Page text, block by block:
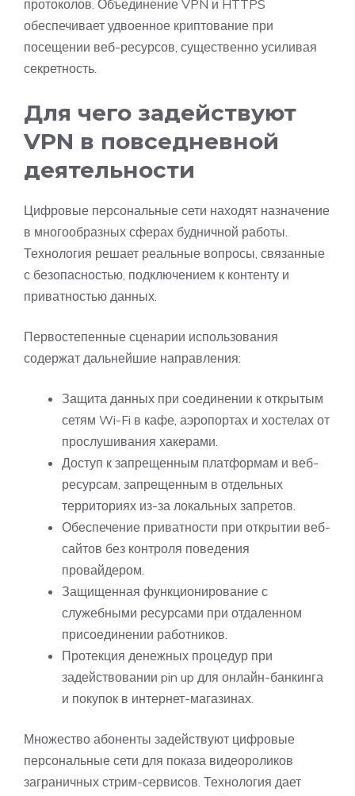
протоколов. Объединение VPN и HTTPS
обеспечивает удвоенное криптование при
посещении веб-ресурсов, существенно усиливая
секретность.
Для чего задействуют
VPN в повседневной
деятельности
Цифровые персональные сети находят назначение
в многообразных сферах будничной работы.
Технология решает реальные вопросы, связанные
с безопасностью, подключением к контенту и
приватностью данных.
Первостепенные сценарии использования
содержат дальнейшие направления:
Защита данных при соединении к открытым
сетям Wi-Fi в кафе, аэропортах и хостелах от
прослушивания хакерами.
Доступ к запрещенным платформам и веб-
ресурсам, запрещенным в отдельных
территориях из-за локальных запретов.
Обеспечение приватности при открытии веб-
сайтов без контроля поведения
провайдером.
Защищенная функционирование с
служебными ресурсами при отдаленном
присоединении работников.
Протекция денежных процедур при
задействовании pin up для онлайн-банкинга
и покупок в интернет-магазинах.
Множество абоненты задействуют цифровые
персональные сети для показа видеороликов
заграничных стрим-сервисов. Технология дает